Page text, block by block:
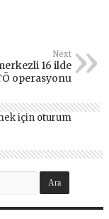
Next
16 ilde
operasyonu
için oturum